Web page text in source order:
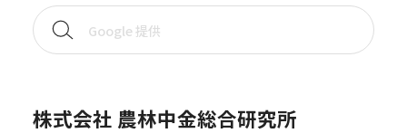
株式会社 農林中金総合研究所